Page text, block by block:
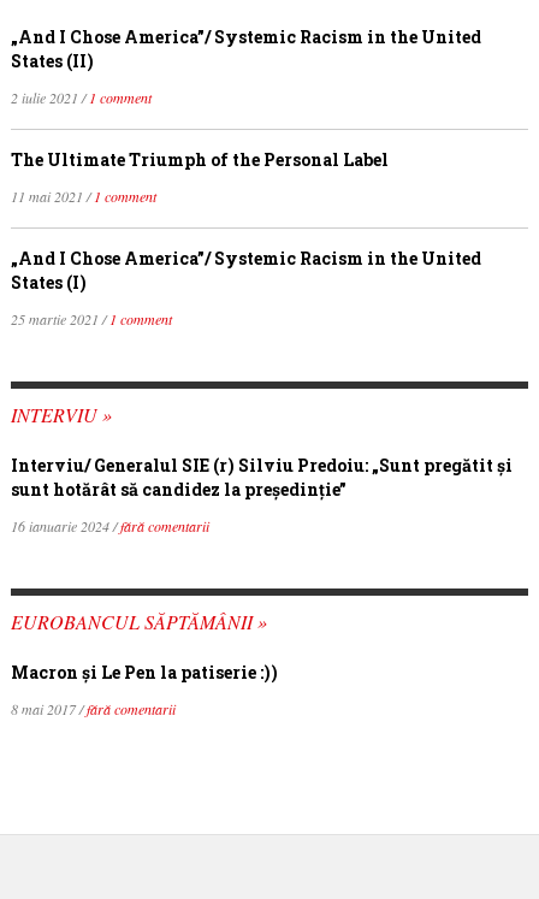
„And I Chose America”/ Systemic Racism in the United
States (II)
2 iulie 2021 /1 comment
The Ultimate Triumph of the Personal Label
11 mai 2021 /1 comment
„And I Chose America”/ Systemic Racism in the United
States (I)
25 martie 2021 /1 comment
INTERVIU »
Interviu/ Generalul SIE (r) Silviu Predoiu: „Sunt pregătit și
sunt hotărât să candidez la președinție”
16 ianuarie 2024 /fără comentarii
EUROBANCUL SĂPTĂMÂNII »
Macron şi Le Pen la patiserie :))
8 mai 2017 /fără comentarii